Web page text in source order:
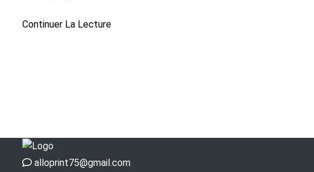
Continuer La Lecture
alloprint75@gmail.com